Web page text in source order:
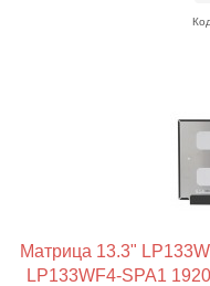
Матрица 13.3"
LP133WF4-SPA1